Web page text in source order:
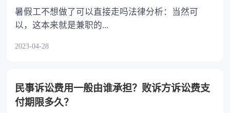
管理受到刑事处罚或者因非法出境、非法居留、
非法就业被其他国家或者地区遣返，未满不准出
益，国务院有关主管部门决定不准出境的；
暑假工不想做了可以直接走吗法律分析：当然可
以，这本来就是兼职的...
2023-04-28
民事诉讼费用一般由谁承担？败诉方诉讼费支
付期限多久？